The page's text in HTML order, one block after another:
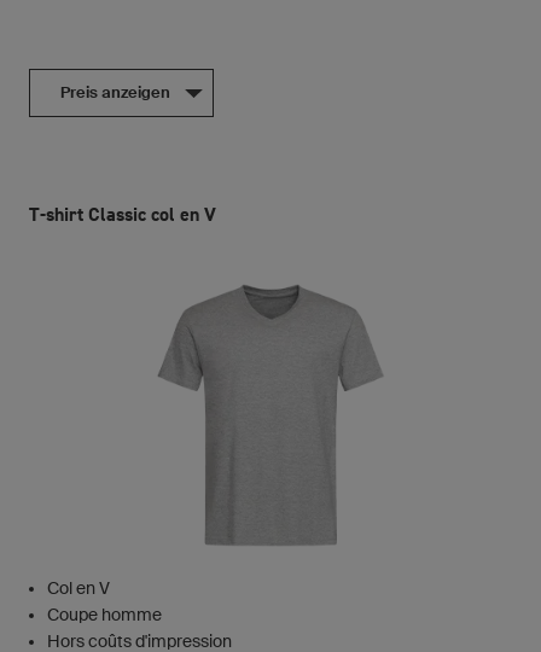
Preis anzeigen
T-shirt Classic col en V
Col en V
Coupe homme
Hors coûts d'impression